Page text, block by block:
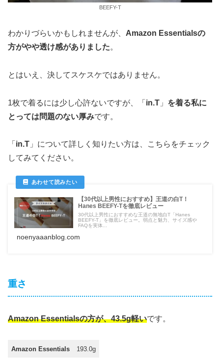
BEEFY-T
わかりづらいかもしれませんが、 Amazon Essentialsの
方がやや透け感がありました。
とはいえ、決してスケスケではありません。
1枚で着るには少し心許ないですが、「 in.T 」 を着る私に
とっては問題のない厚みです。
「 in.T 」について詳しく知りたい方は、こちらをチェック
してみてください。
【30代以上男性におすすめ】王道の白T！
Hanes BEEFY-Tを徹底レビュー
30代以上男性におすすめな王道の無地白T「Hanes
BEEFY-T」を徹底レビュー。弱点と魅力、サイズ感や
FAQを実体...
noenyaaanblog.com
重さ
Amazon Essentialsの方が、43.5g軽いです。
Amazon Essentials 193.0g